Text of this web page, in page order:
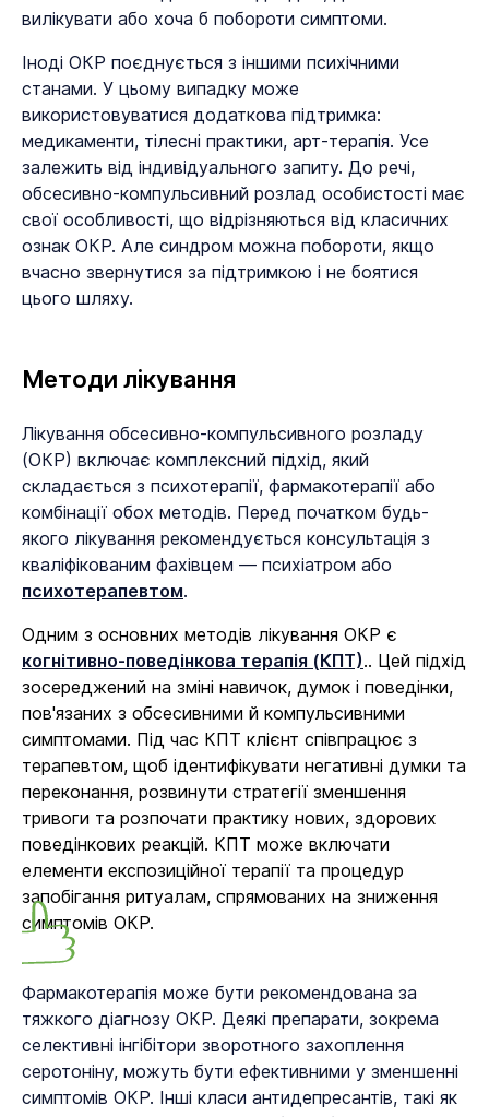
вилікувати або хоча б побороти симптоми.
Іноді ОКР поєднується з іншими психічними
станами. У цьому випадку може
використовуватися додаткова підтримка:
медикаменти, тілесні практики, арт-терапія. Усе
залежить від індивідуального запиту. До речі,
обсесивно-компульсивний розлад особистості має
свої особливості, що відрізняються від класичних
ознак ОКР. Але синдром можна побороти, якщо
вчасно звернутися за підтримкою і не боятися
цього шляху.
Методи лікування
Лікування обсесивно-компульсивного розладу
(ОКР) включає комплексний підхід, який
складається з психотерапії, фармакотерапії або
комбінації обох методів. Перед початком будь-
якого лікування рекомендується консультація з
кваліфікованим фахівцем — психіатром або
психотерапевтом.
Одним з основних методів лікування ОКР є
когнітивно-поведінкова терапія (КПТ).. Цей підхід
зосереджений на зміні навичок, думок і поведінки,
пов'язаних з обсесивними й компульсивними
симптомами. Під час КПТ клієнт співпрацює з
терапевтом, щоб ідентифікувати негативні думки та
переконання, розвинути стратегії зменшення
тривоги та розпочати практику нових, здорових
поведінкових реакцій. КПТ може включати
елементи експозиційної терапії та процедур
запобігання ритуалам, спрямованих на зниження
симптомів ОКР.
Фармакотерапія може бути рекомендована за
тяжкого діагнозу ОКР. Деякі препарати, зокрема
селективні інгібітори зворотного захоплення
серотоніну, можуть бути ефективними у зменшенні
симптомів ОКР. Інші класи антидепресантів, такі як